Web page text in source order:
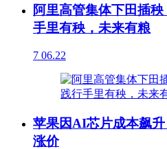
阿里高管集体下田插
手里有秧，未来有粮
7 06.22
苹果因AI芯片成本飙
涨价